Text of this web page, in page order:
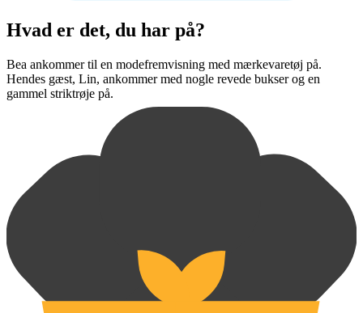
Hvad er det, du har på?
Bea ankommer til en modefremvisning med mærkevaretøj på.
Hendes gæst, Lin, ankommer med nogle revede bukser og en
gammel striktrøje på.